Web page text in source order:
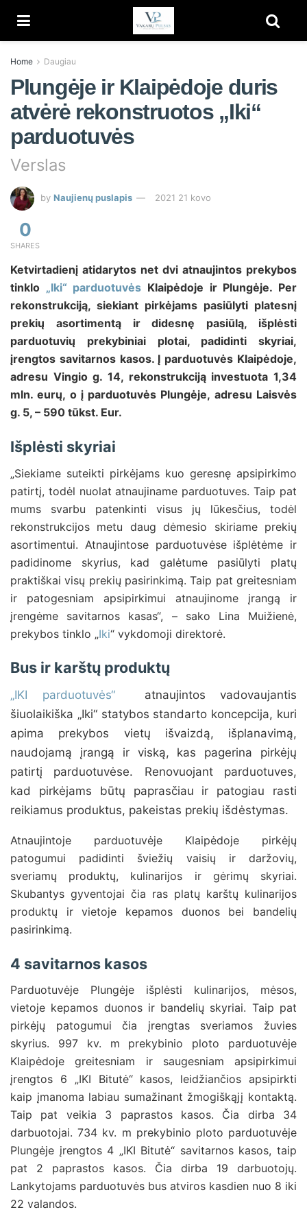
Home Daugiau
Plungėje ir Klaipėdoje duris
atvėrė rekonstruotos „Iki“
parduotuvės
Verslas
by Naujienų puslapis 2021 21 kovo
0
SHARES
Ketvirtadienį atidarytos net dvi atnaujintos prekybos
tinklo „Iki“ parduotuvės Klaipėdoje ir Plungėje. Per
rekonstrukciją, siekiant pirkėjams pasiūlyti platesnį
prekių asortimentą ir didesnę pasiūlą, išplėsti
parduotuvių prekybiniai plotai, padidinti skyriai,
įrengtos savitarnos kasos. Į parduotuvės Klaipėdoje,
adresu Vingio g. 14, rekonstrukciją investuota 1,34
mln. eurų, o į parduotuvės Plungėje, adresu Laisvės
g. 5, – 590 tūkst. Eur.
Išplėsti skyriai
„Siekiame suteikti pirkėjams kuo geresnę apsipirkimo
patirtį, todėl nuolat atnaujiname parduotuves. Taip pat
mums svarbu patenkinti visus jų lūkesčius, todėl
rekonstrukcijos metu daug dėmesio skiriame prekių
asortimentui. Atnaujintose parduotuvėse išplėtėme ir
padidinome skyrius, kad galėtume pasiūlyti platų
praktiškai visų prekių pasirinkimą. Taip pat greitesniam
ir patogesniam apsipirkimui atnaujinome įrangą ir
įrengėme savitarnos kasas“, – sako Lina Muižienė,
prekybos tinklo „Iki“ vykdomoji direktorė.
Bus ir karštų produktų
„IKI parduotuvės“atnaujintos vadovaujantis
šiuolaikiška „Iki“ statybos standarto koncepcija, kuri
apima prekybos vietų išvaizdą, išplanavimą,
naudojamą įrangą ir viską, kas pagerina pirkėjų
patirtį parduotuvėse. Renovuojant parduotuves,
kad pirkėjams būtų paprasčiau ir patogiau rasti
reikiamus produktus, pakeistas prekių išdėstymas.
Atnaujintoje parduotuvėje Klaipėdoje pirkėjų
patogumui padidinti šviežių vaisių ir daržovių,
sveriamų produktų, kulinarijos ir gėrimų skyriai.
Skubantys gyventojai čia ras platų karštų kulinarijos
produktų ir vietoje kepamos duonos bei bandelių
pasirinkimą.
4 savitarnos kasos
Parduotuvėje Plungėje išplėsti kulinarijos, mėsos,
vietoje kepamos duonos ir bandelių skyriai. Taip pat
pirkėjų patogumui čia įrengtas sveriamos žuvies
skyrius. 997 kv. m prekybinio ploto parduotuvėje
Klaipėdoje greitesniam ir saugesniam apsipirkimui
įrengtos 6 „IKI Bitutė“ kasos, leidžiančios apsipirkti
kaip įmanoma labiau sumažinant žmogiškąjį kontaktą.
Taip pat veikia 3 paprastos kasos. Čia dirba 34
darbuotojai. 734 kv. m prekybinio ploto parduotuvėje
Plungėje įrengtos 4 „IKI Bitutė“ savitarnos kasos, taip
pat 2 paprastos kasos. Čia dirba 19 darbuotojų.
Lankytojams parduotuvės bus atviros kasdien nuo 8 iki
22 valandos.